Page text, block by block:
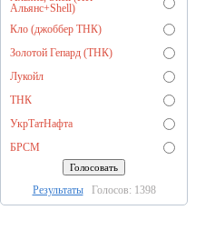
Альянс+Shell)
Кло (джоббер ТНК)
Золотой Гепард (ТНК)
Лукойл
ТНК
УкрТатНафта
БРСМ
РезультатыГолосов: 1398